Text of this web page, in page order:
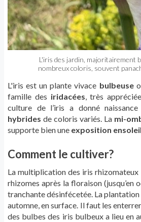
L'iris des jardin, majoritairement
nombreux coloris, souvent
L'iris est un plante vivace bulbeuse
famille des iridacées, très
culture de l’iris a donné
hybrides de coloris variés. La mi-
supporte bien une exposition
Comment le cultiver?
La multiplication des iris
rhizomes après la floraison (jusqu’en
tranchante désinfécetée. La
automne, en surface. Il faut les
des bulbes des iris bulbeux a lieu en